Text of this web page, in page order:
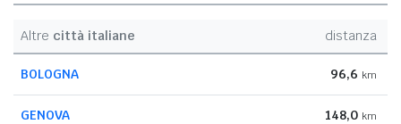
Altre città italiane distanza
BOLOGNA 96,6 km
GENOVA 148,0 km